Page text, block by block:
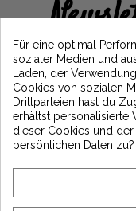
Erhalten Sie
Bestellung,
über die
Nachrichten
*Dès 99€ d'achat. En vous
l'acceptez.
ÜBER
Für eine optimal
sozialer Medien und
Laden, der
Cookies von sozialen
Drittparteien hast du
erhältst personalisierte
dieser Cookies und
persönlichen Daten zu?